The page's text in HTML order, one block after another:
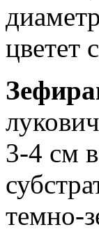
цветет
3-4 см
темно-